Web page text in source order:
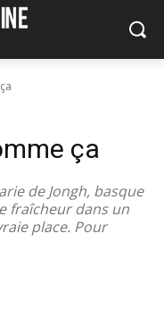
ça
de Jongh, basque
fraîcheur dans un
place. Pour